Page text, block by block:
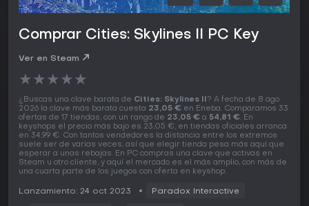
Comprar Cities: Skylines II PC Key
Ver en Steam
★★★★★
¿Buscas una clave barata de Cities: Skylines II? A fecha de 8 ago
2026 la clave más barata cuesta 23,05 € en Eneba. Comparamos 33
ofertas de 17 tiendas, con un rango de 23,05 € a 54,81 €. En
keyshops el precio más bajo es 23,05 €, en tiendas oficiales arranca
en 34,99 €. Con tantos vendedores la distancia entre los extremos
suele ser de varias veces, así que elegir tienda pesa más aquí que
esperar a unas rebajas. En PC compras una clave que activas en
Steam u otro cliente, y aquí el mercado es el más amplio, con más de
una cuarta parte de los juegos con oferta en keyshop.
Lanzamiento: 24 oct 2023 Paradox Interactive